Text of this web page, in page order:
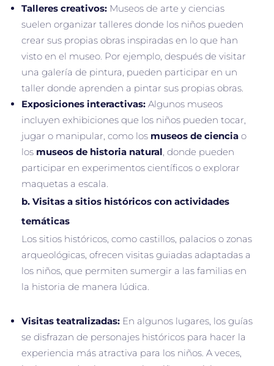
Talleres creativos: Museos de arte y ciencias
suelen organizar talleres donde los niños pueden
crear sus propias obras inspiradas en lo que han
visto en el museo. Por ejemplo, después de visitar
una galería de pintura, pueden participar en un
taller donde aprenden a pintar sus propias obras.
Exposiciones interactivas: Algunos museos
incluyen exhibiciones que los niños pueden tocar,
jugar o manipular, como los museos de ciencia o
los museos de historia natural, donde pueden
participar en experimentos científicos o explorar
maquetas a escala.
b. Visitas a sitios históricos con actividades
temáticas
Los sitios históricos, como castillos, palacios o zonas
arqueológicas, ofrecen visitas guiadas adaptadas a
los niños, que permiten sumergir a las familias en
la historia de manera lúdica.
Visitas teatralizadas: En algunos lugares, los guías
se disfrazan de personajes históricos para hacer la
experiencia más atractiva para los niños. A veces,